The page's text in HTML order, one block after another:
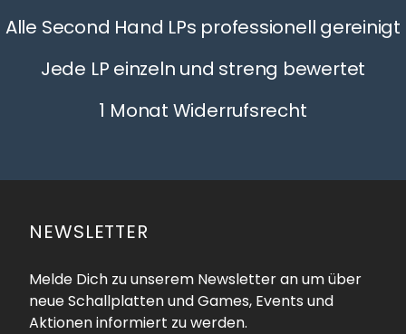
Alle Second Hand LPs professionell gereinigt
Jede LP einzeln und streng bewertet
1 Monat Widerrufsrecht
NEWSLETTER
Melde Dich zu unserem Newsletter an um über
neue Schallplatten und Games, Events und
Aktionen informiert zu werden.